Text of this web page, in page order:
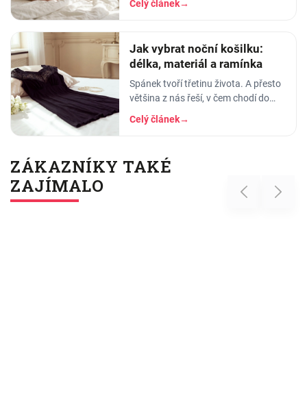
pyžama a noční košilky, ve kterých
Celý článek→
Jak vybrat noční košilku:
délka, materiál a ramínka
Spánek tvoří třetinu života. A přesto
většina z nás řeší, v čem chodí do
práce, do divadla nebo na rande, ale
to, v čem stráví těch osm hodin…
Celý článek→
ZÁKAZNÍKY TAKÉ
ZAJÍMALO
Previous Next